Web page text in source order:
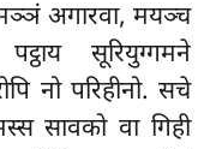
अगारवा, मयञ्च
सूरियुग्गमने
नो परिहीनो. सचे
सावको वा गिही